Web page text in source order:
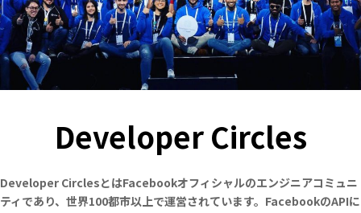
Developer Circles
Developer CirclesとはFacebookオフィシャルのエンジニアコミュニ
ティであり、世界100都市以上で運営されています。FacebookのAPIに